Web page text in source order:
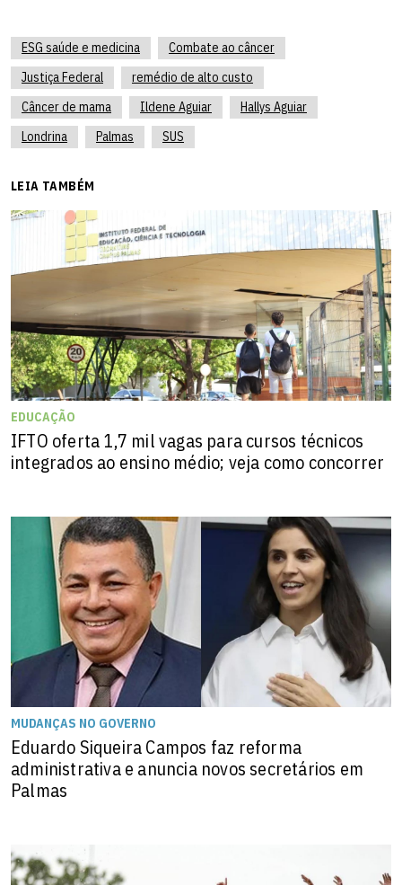
ESG saúde e medicina
Combate ao câncer
Justiça Federal
remédio de alto custo
Câncer de mama
Ildene Aguiar
Hallys Aguiar
Londrina
Palmas SUS
LEIA TAMBÉM
EDUCAÇÃO
IFTO oferta 1,7 mil vagas para cursos técnicos
integrados ao ensino médio; veja como concorrer
MUDANÇAS NO GOVERNO
Eduardo Siqueira Campos faz reforma
administrativa e anuncia novos secretários em
Palmas